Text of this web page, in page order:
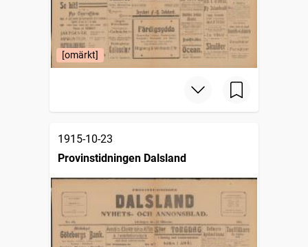
[omärkt]
1915-10-23
Provinstidningen Dalsland